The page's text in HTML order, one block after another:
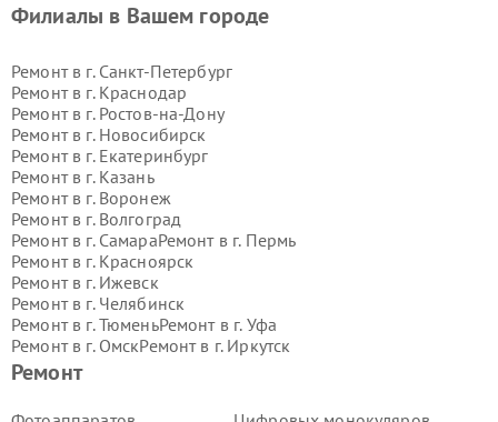
Ремонт
Филиалы в Вашем городе
Ремонт в г. Санкт-Петербург
Ремонт в г. Краснодар
Ремонт в г. Ростов-на-Дону
Ремонт в г. Новосибирск
Ремонт в г. Екатеринбург
Ремонт в г. Казань
Ремонт в г. Воронеж
Ремонт в г. Волгоград
Ремонт в г. СамараРемонт в г. Пермь
Ремонт в г. Красноярск
Ремонт в г. Ижевск
Ремонт в г. Челябинск
Ремонт в г.ТюменьРемонт в г. Уфа
Ремонт в г. ОмскРемонт в г. Иркутск
Ремонт в г.
Ремонт в г.